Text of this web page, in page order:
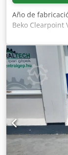
Año de
Beko Clearpoint
Aldswa 2017,
de entrada 0/
380Nm3/h